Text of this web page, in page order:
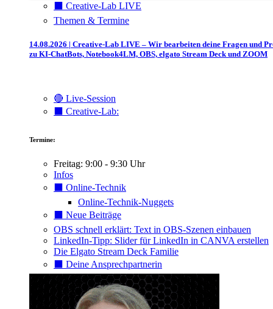
⬛️ Creative-Lab LIVE
Themen & Termine
14.08.2026 | Creative-Lab LIVE – Wir bearbeiten deine Fragen und
zu KI-ChatBots, Notebook4LM, OBS, elgato Stream Deck und ZOOM
🔴 Live-Session
⬛️ Creative-Lab:
Termine:
Freitag: 9:00 - 9:30 Uhr
Infos
⬛️ Online-Technik
Online-Technik-Nuggets
⬛️ Neue Beiträge
OBS schnell erklärt: Text in OBS-Szenen einbauen
LinkedIn-Tipp: Slider für LinkedIn in CANVA erstellen
Die Elgato Stream Deck Familie
⬛️ Deine Ansprechpartnerin